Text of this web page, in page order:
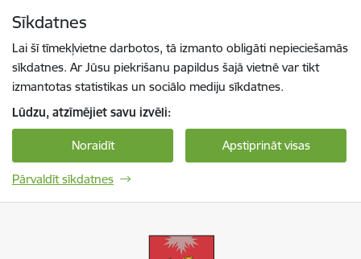
Sīkdatnes
Lai šī tīmekļvietne darbotos, tā izmanto obligāti nepieciešamās
sīkdatnes. Ar Jūsu piekrišanu papildus šajā vietnē var tikt
izmantotas statistikas un sociālo mediju sīkdatnes.
Lūdzu, atzīmējiet savu izvēli:
Noraidīt Apstiprināt visas
Pārvaldīt sīkdatnes